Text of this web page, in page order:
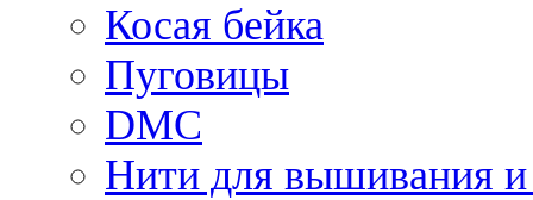
Косая бейка
Пуговицы
DMC
Нити для вышивания и